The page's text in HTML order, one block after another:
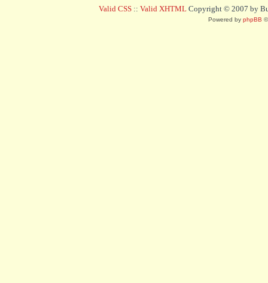
Valid CSS :: Valid XHTML Copyright © 2007 by
Powered by phpBB